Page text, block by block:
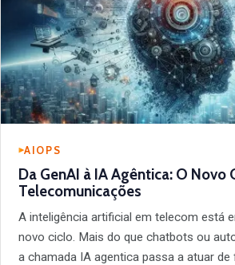
AIOPS
Da GenAI à IA Agêntica: O Novo
Telecomunicações
A inteligência artificial em telecom está
novo ciclo. Mais do que chatbots ou
a chamada IA agentica passa a atuar